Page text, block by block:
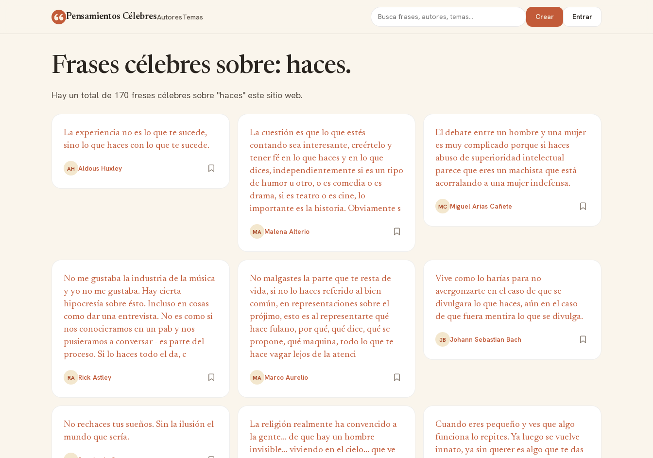
Pensamientos CélebresAutoresTemas Buscar Crear Entrar
Frases célebres sobre: haces.
Hay un total de 170 freses célebres sobre "haces" este sitio web.
La experiencia no es lo que te sucede,
sino lo que haces con lo que te sucede.
AH Aldous Huxley
La cuestión es que lo que estés
contando sea interesante, creértelo y
tener fé en lo que haces y en lo que
dices, independientemente si es un tipo
de humor u otro, o es comedia o es
drama, si es teatro o es cine, lo
importante es la historia. Obviamente s
MA Malena Alterio
El debate entre un hombre y una mujer
es muy complicado porque si haces
abuso de superioridad intelectual
parece que eres un machista que está
acorralando a una mujer indefensa.
MC Miguel Arias Cañete
No me gustaba la industria de la música
y yo no me gustaba. Hay cierta
hipocresía sobre ésto. Incluso en cosas
como dar una entrevista. No es como si
nos conocieramos en un pab y nos
pusieramos a conversar - es parte del
proceso. Si lo haces todo el da, c
RA Rick Astley
No malgastes la parte que te resta de
vida, si no lo haces referido al bien
común, en representaciones sobre el
prójimo, esto es al representarte qué
hace fulano, por qué, qué dice, qué se
propone, qué maquina, todo lo que te
hace vagar lejos de la atenci
MA Marco Aurelio
Vive como lo harías para no
avergonzarte en el caso de que se
divulgara lo que haces, aún en el caso
de que fuera mentira lo que se divulga.
JB Johann Sebastian Bach
No rechaces tus sueños. Sin la ilusión el
mundo que sería.
La religión realmente ha convencido a
la gente... de que hay un hombre
invisible... viviendo en el cielo... que ve
Cuando eres pequeño y ves que algo
funciona lo repites. Ya luego se vuelve
innato, ya sin querer es algo que te das